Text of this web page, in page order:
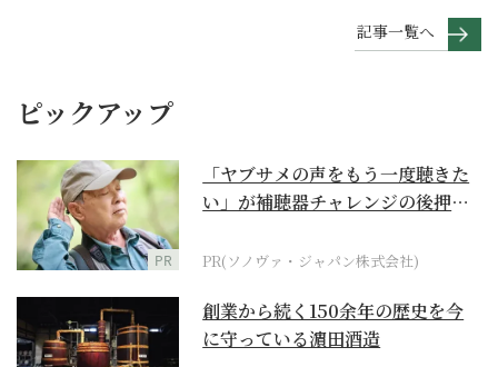
記事一覧へ
ピックアップ
PR
「ヤブサメの声をもう一度聴きた
い」が補聴器チャレンジの後押し
PR(ソノヴァ・ジャパン株式会社)
創業から続く150余年の歴史を今
に守っている濵田酒造